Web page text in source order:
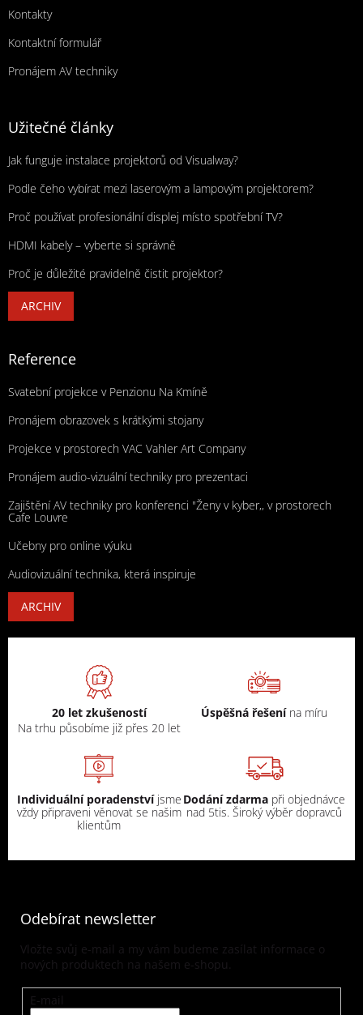
Kontakty
Kontaktní formulář
Pronájem AV techniky
Užitečné články
Jak funguje instalace projektorů od Visualway?
Podle čeho vybírat mezi laserovým a lampovým projektorem?
Proč používat profesionální displej místo spotřební TV?
HDMI kabely – vyberte si správně
Proč je důležité pravidelně čistit projektor?
ARCHIV
Reference
Svatební projekce v Penzionu Na Kmíně
Pronájem obrazovek s krátkými stojany
Projekce v prostorech VAC Vahler Art Company
Pronájem audio-vizuální techniky pro prezentaci
Zajištění AV techniky pro konferenci "Ženy v kyber,, v prostorech
Cafe Louvre
Učebny pro online výuku
Audiovizuální technika, která inspiruje
ARCHIV
20 let zkušeností
Na trhu působíme již přes 20 let
Úspěšná řešení na míru
Individuální poradenstvíjsme
vždy připraveni věnovat se našim
klientům
Dodání zdarma při objednávce
nad 5tis. Široký výběr dopravců
Odebírat newsletter
Vložte svůj e-mail a my vám budeme zasílat informace o
nových produktech na našem e-shopu.
E-mail